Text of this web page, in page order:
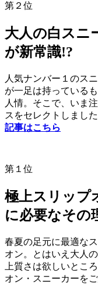
第２位
大人の白スニ
が新常識!?
人気ナンバー１のス
が一足は持っている
人情。そこで、いま
スをセレクトしました
記事はこちら
第１位
極上スリップ
に必要なその
春夏の足元に最適な
オン。とはいえ大人
上質さは欲しいとこ
オン・スニーカーをご